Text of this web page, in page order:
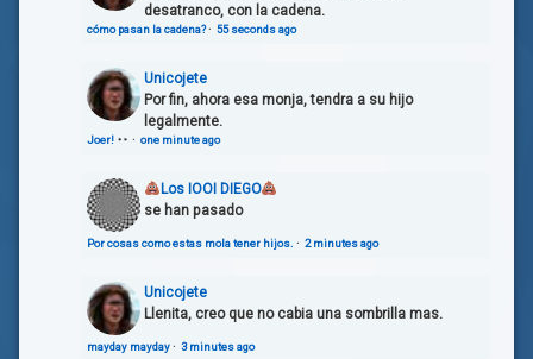
desatranco, con la cadena.
cómo pasan la cadena?· 55 seconds ago
Unicojete
Por fin, ahora esa monja, tendra a su hijo
legalmente.
Joer! · one minute ago
Los IOOI DIEGO
se han pasado
Por cosas como estas mola tener hijos. · 2 minutes ago
Unicojete
Llenita, creo que no cabia una sombrilla mas.
mayday mayday· 3 minutes ago